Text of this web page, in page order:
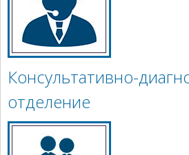
Консультативно-
отделение